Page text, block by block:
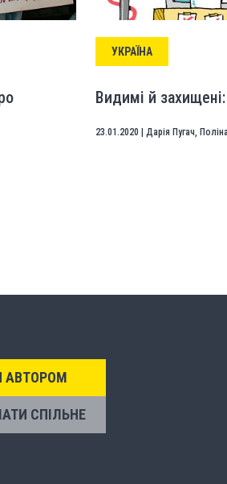
УКРАЇНА
Видимі й
23.01.2020 Дарія Пугач,
АВТОРОМ
СПІЛЬНЕ